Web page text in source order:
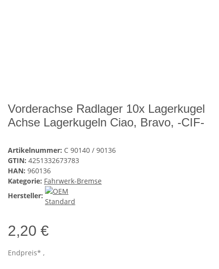
Vorderachse Radlager 10x Lagerkugel
Achse Lagerkugeln Ciao, Bravo, -CIF-
Artikelnummer: C 90140 / 90136
GTIN: 4251332673783
HAN: 960136
Kategorie: Fahrwerk-Bremse
Hersteller:
2,20 €
Endpreis* ,